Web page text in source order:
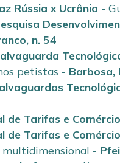
Rússia x Ucrânia -
, n. 54
petistas - Barbosa,
de Tarifas e
de Tarifas e
multidimensional -